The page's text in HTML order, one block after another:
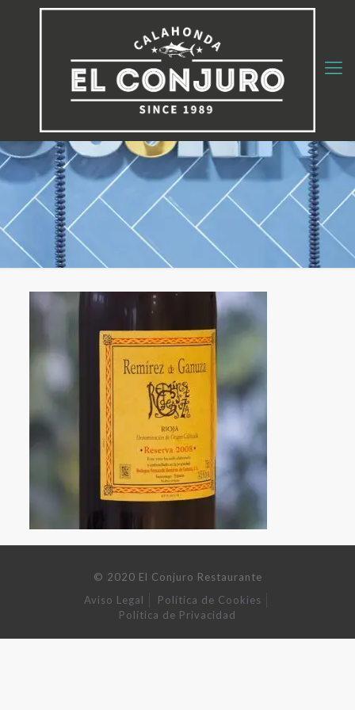
© 2020 El Conjuro Restaurante
Aviso Legal
Política de Cookies
Política de Privacidad